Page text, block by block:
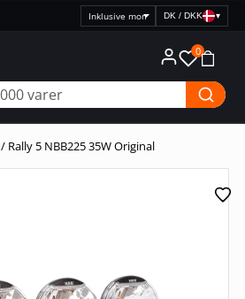
Vælg
DK / DKK ▾
0
/ Rally 5 NBB225 35W Original